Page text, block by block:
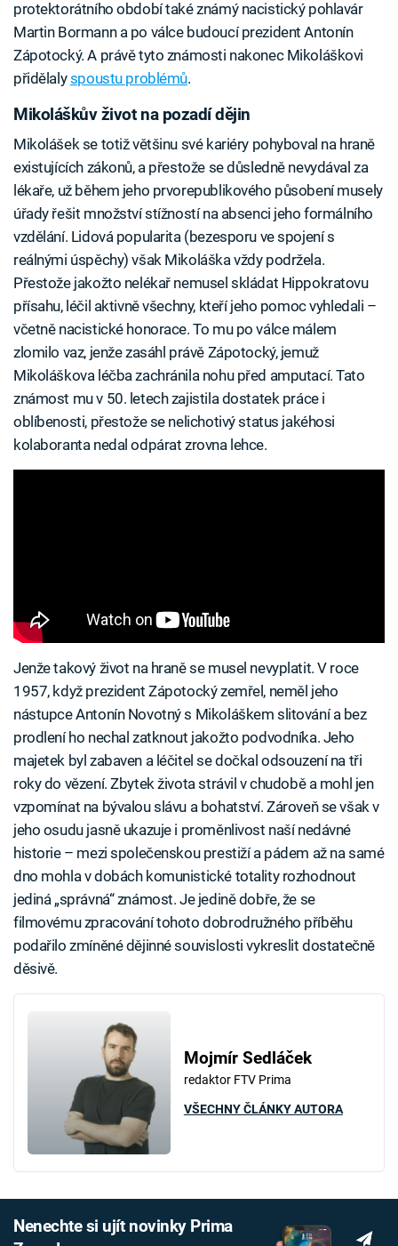
protektorátního období také známý nacistický pohlavár
Martin Bormann a po válce budoucí prezident Antonín
Zápotocký. A právě tyto známosti nakonec Mikoláškovi
přidělalyspoustu problémů.
Mikoláškův život na pozadí dějin
Mikolášek se totiž většinu své kariéry pohyboval na hraně
existujících zákonů, a přestože se důsledně nevydával za
lékaře, už během jeho prvorepublikového působení musely
úřady řešit množství stížností na absenci jeho formálního
vzdělání. Lidová popularita (bezesporu ve spojení s
reálnými úspěchy) však Mikoláška vždy podržela.
Přestože jakožto nelékař nemusel skládat Hippokratovu
přísahu, léčil aktivně všechny, kteří jeho pomoc vyhledali –
včetně nacistické honorace. To mu po válce málem
zlomilo vaz, jenže zasáhl právě Zápotocký, jemuž
Mikoláškova léčba zachránila nohu před amputací. Tato
známost mu v 50. letech zajistila dostatek práce i
oblíbenosti, přestože se nelichotivý status jakéhosi
kolaboranta nedal odpárat zrovna lehce.
Jenže takový život na hraně se musel nevyplatit. V roce
1957, když prezident Zápotocký zemřel, neměl jeho
nástupce Antonín Novotný s Mikoláškem slitování a bez
prodlení ho nechal zatknout jakožto podvodníka. Jeho
majetek byl zabaven a léčitel se dočkal odsouzení na tři
roky do vězení. Zbytek života strávil v chudobě a mohl jen
vzpomínat na bývalou slávu a bohatství. Zároveň se však v
jeho osudu jasně ukazuje i proměnlivost naší nedávné
historie – mezi společenskou prestiží a pádem až na samé
dno mohla v dobách komunistické totality rozhodnout
jediná „správná“ známost. Je jedině dobře, že se
filmovému zpracování tohoto dobrodružného příběhu
podařilo zmíněné dějinné souvislosti vykreslit dostatečně
děsivě.
Mojmír Sedláček
redaktor FTV Prima
VŠECHNY ČLÁNKY AUTORA
Nenechte si ujít novinky Prima